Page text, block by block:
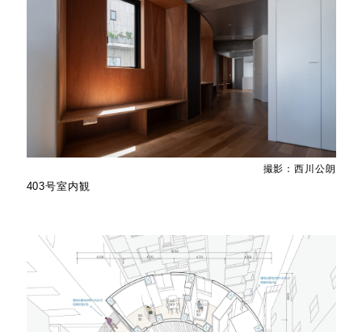
403号室内観
撮影：西川公朗